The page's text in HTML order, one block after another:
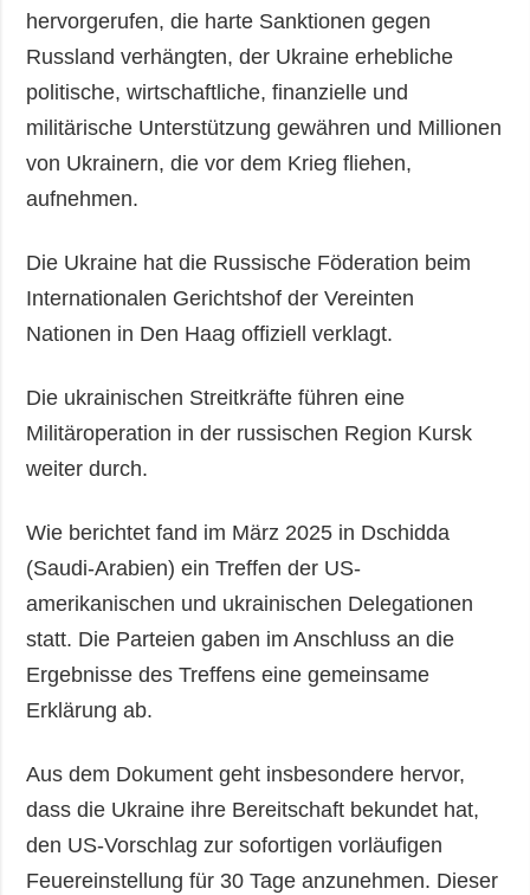
hervorgerufen, die harte Sanktionen gegen
Russland verhängten, der Ukraine erhebliche
politische, wirtschaftliche, finanzielle und
militärische Unterstützung gewähren und Millionen
von Ukrainern, die vor dem Krieg fliehen,
aufnehmen.
Die Ukraine hat die Russische Föderation beim
Internationalen Gerichtshof der Vereinten
Nationen in Den Haag offiziell verklagt.
Die ukrainischen Streitkräfte führen eine
Militäroperation in der russischen Region Kursk
weiter durch.
Wie berichtet fand im März 2025 in Dschidda
(Saudi-Arabien) ein Treffen der US-
amerikanischen und ukrainischen Delegationen
statt. Die Parteien gaben im Anschluss an die
Ergebnisse des Treffens eine gemeinsame
Erklärung ab.
Aus dem Dokument geht insbesondere hervor,
dass die Ukraine ihre Bereitschaft bekundet hat,
den US-Vorschlag zur sofortigen vorläufigen
Feuereinstellung für 30 Tage anzunehmen. Dieser